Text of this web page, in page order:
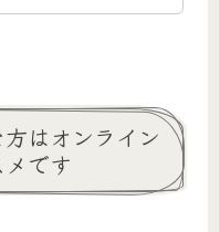
はオンライン
です